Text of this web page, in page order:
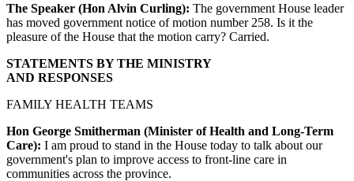
The Speaker (Hon Alvin Curling): The government House leader
has moved government notice of motion number 258. Is it the
pleasure of the House that the motion carry? Carried.
STATEMENTS BY THE MINISTRY
AND RESPONSES
FAMILY HEALTH TEAMS
Hon George Smitherman (Minister of Health and Long-Term
Care): I am proud to stand in the House today to talk about our
government's plan to improve access to front-line care in
communities across the province.